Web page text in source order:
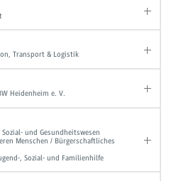
Transport & Logistik
Heidenheim e. V.
und Gesundheitswesen
Menschen / Bürgerschaftliches
, Sozial- und Familienhilfe